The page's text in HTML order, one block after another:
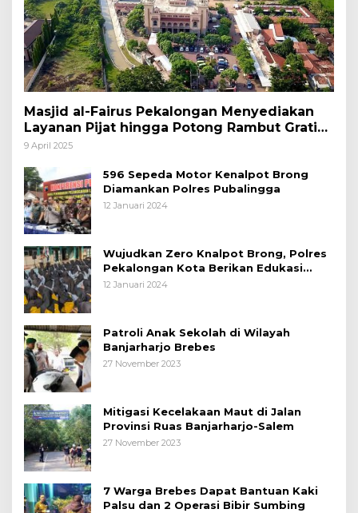
Masjid al-Fairus Pekalongan Menyediakan
Layanan Pijat hingga Potong Rambut Gratis
bagi Pemudik Lebaran 2025
9 April 2025
596 Sepeda Motor Kenalpot Brong
Diamankan Polres Pubalingga
12 Januari 2024
Wujudkan Zero Knalpot Brong, Polres
Pekalongan Kota Berikan Edukasi
Kepada Pelajar
12 Januari 2024
Patroli Anak Sekolah di Wilayah
Banjarharjo Brebes
27 November 2023
Mitigasi Kecelakaan Maut di Jalan
Provinsi Ruas Banjarharjo-Salem
27 November 2023
7 Warga Brebes Dapat Bantuan Kaki
Palsu dan 2 Operasi Bibir Sumbing